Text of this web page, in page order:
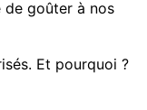
de goûter à nos
Et pourquoi ?